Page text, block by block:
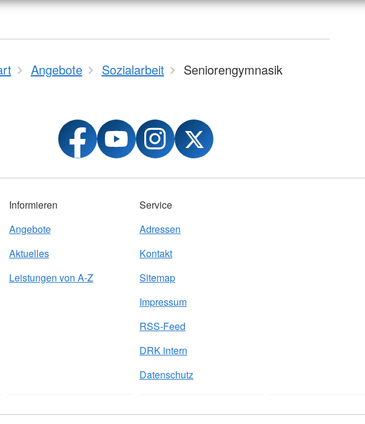
Angebote Sozialarbeit Seniorengymnasik
Informieren
Angebote
Aktuelles
Leistungen von A-Z
Service
Adressen
Kontakt
Sitemap
Impressum
RSS-Feed
DRK intern
Datenschutz